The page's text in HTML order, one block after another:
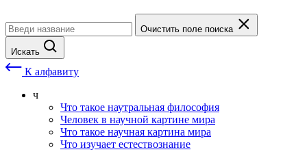
Очистить поле поиска
Искать
К алфавиту
ч
Что такое наутральная философия
Человек в научной картине мира
Что такое научная картина мира
Что изучает естествознание